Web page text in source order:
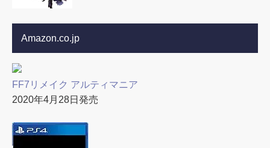
Amazon.co.jp
FF7リメイク アルティマニア
2020年4月28日発売